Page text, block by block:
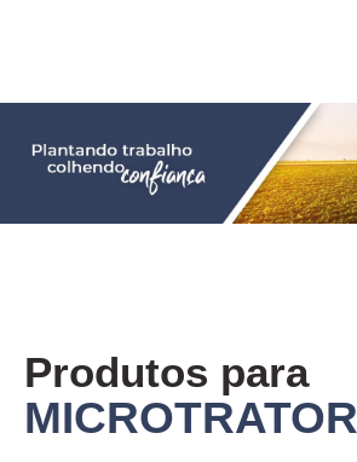
Produtos para
MICROTRATOR